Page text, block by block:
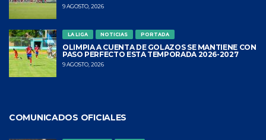
9 AGOSTO, 2026
LA LIGA NOTICIAS PORTADA
OLIMPIA A CUENTA DE GOLAZOS SE MANTIENE CON
PASO PERFECTO ESTA TEMPORADA 2026-2027
9 AGOSTO, 2026
COMUNICADOS OFICIALES